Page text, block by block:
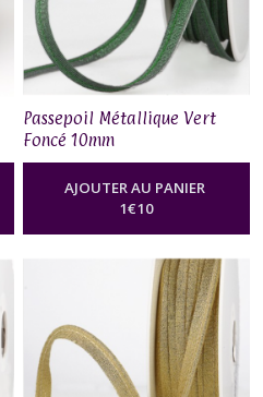
Passepoil Métallique Vert
Foncé 10mm
AJOUTER AU PANIER
1€10